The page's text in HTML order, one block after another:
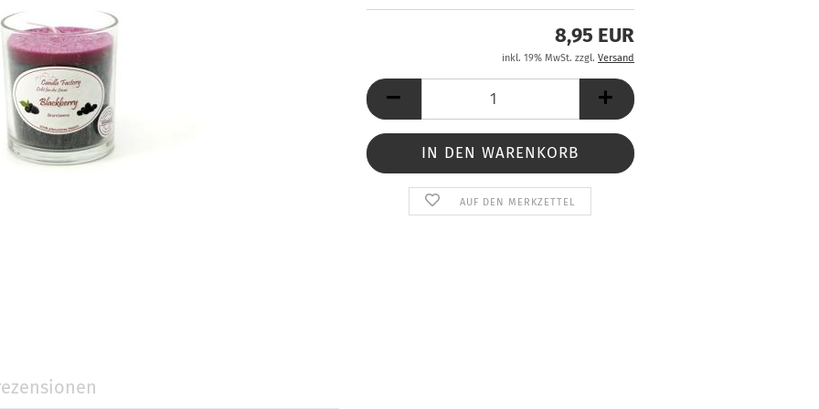
Light
Duftkerzen
8,95 EUR
inkl. 19% MwSt. zzgl. Versand
AUF DEN MERKZETTEL